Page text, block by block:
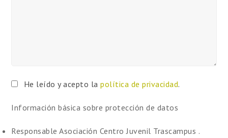
He leído y acepto lapolítica de privacidad.
Información básica sobre protección de datos
Responsable Asociación Centro Juvenil Trascampus .